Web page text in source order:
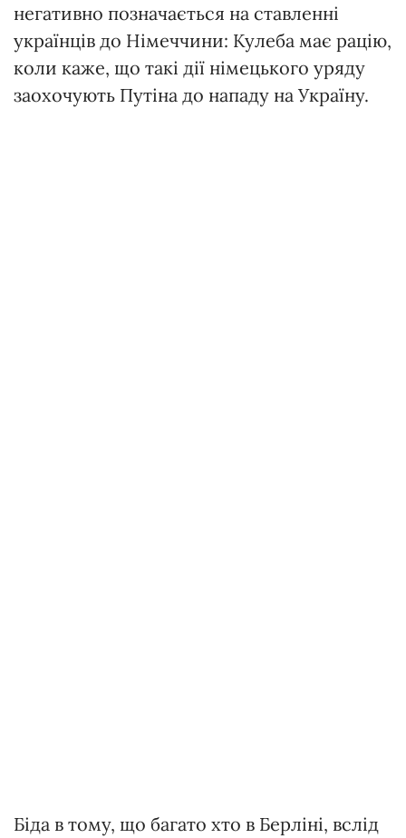
негативно позначається на ставленні
українців до Німеччини: Кулеба має рацію,
коли каже, що такі дії німецького уряду
заохочують Путіна до нападу на Україну.
Біда в тому, що багато хто в Берліні, вслід